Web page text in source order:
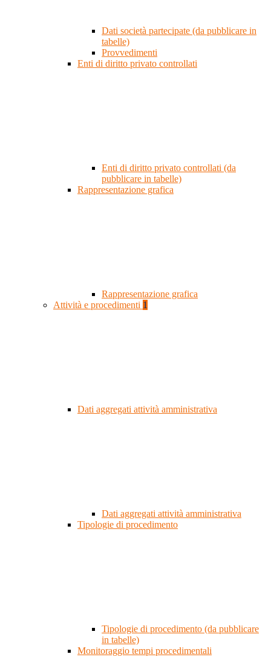
Dati società partecipate (da pubblicare in
tabelle)
Provvedimenti
Enti di diritto privato controllati
Enti di diritto privato controllati (da
pubblicare in tabelle)
Rappresentazione grafica
Rappresentazione grafica
Attività e procedimenti 1
Dati aggregati attività amministrativa
Dati aggregati attività amministrativa
Tipologie di procedimento
Tipologie di procedimento (da pubblicare
in tabelle)
Monitoraggio tempi procedimentali